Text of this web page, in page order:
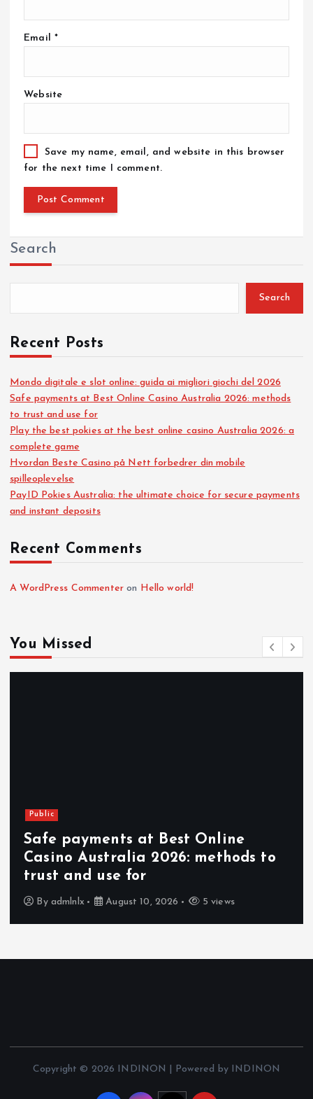
Email *
Website
Save my name, email, and website in this browser
for the next time I comment.
Search
Search
Recent Posts
Mondo digitale e slot online: guida ai migliori giochi del 2026
Safe payments at Best Online Casino Australia 2026: methods
to trust and use for
Play the best pokies at the best online casino Australia 2026: a
complete game
Hvordan Beste Casino på Nett forbedrer din mobile
spilleoplevelse
PayID Pokies Australia: the ultimate choice for secure payments
and instant deposits
Recent Comments
A WordPress Commenter on Hello world!
You Missed
Public
Safe payments at Best Online
Casino Australia 2026: methods to
trust and use for
By admlnlx August 10, 2026 5 views
Copyright © 2026 INDINON | Powered by INDINON